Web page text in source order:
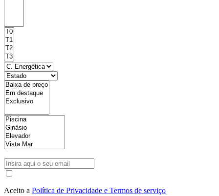
Aceito a Política de Privacidade e Termos de serviço